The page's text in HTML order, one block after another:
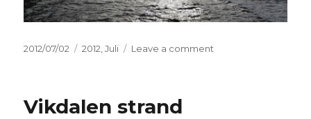
Posted
2012/07/02 Categories
2012 ,Juli Leave a comment
Vikdalen strand